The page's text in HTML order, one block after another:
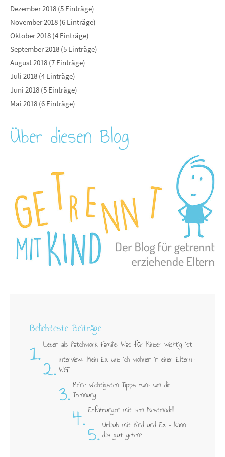
Dezember 2018 (5 Einträge)
November 2018 (6 Einträge)
Oktober 2018 (4 Einträge)
September 2018 (5 Einträge)
August 2018 (7 Einträge)
Juli 2018 (4 Einträge)
Juni 2018 (5 Einträge)
Mai 2018 (6 Einträge)
Über diesen Blog
Beliebteste Beiträge
1. Leben als Patchwork-Familie: Was für Kinder wichtig ist
2. Interview: „Mein Ex und ich wohnen in einer Eltern-
WG"
3. Meine wichtigsten Tipps rund um die
Trennung
4. Erfahrungen mit dem Nestmodell
5. Urlaub mit Kind und Ex – kann
das gut gehen?